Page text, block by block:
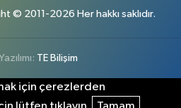
© 2011-2026 Her hakkı saklıdır.
TE Bilişim
için çerezlerden